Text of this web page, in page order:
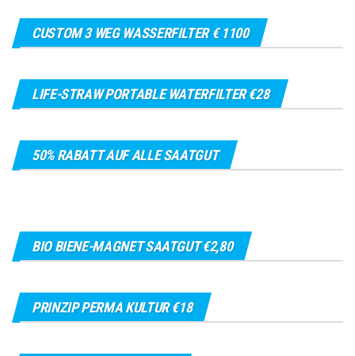
CUSTOM 3 WEG WASSERFILTER € 1100
LIFE-STRAW PORTABLE WATERFILTER €28
50% RABATT AUF ALLE SAATGUT
BIO BIENE-MAGNET SAATGUT €2,80
PRINZIP PERMA KULTUR €18